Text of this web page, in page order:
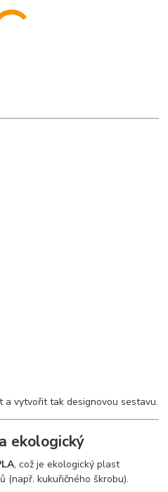
a vytvořit tak designovou sestavu.
ekologický
, což je ekologický plast
(např. kukuřičného škrobu).